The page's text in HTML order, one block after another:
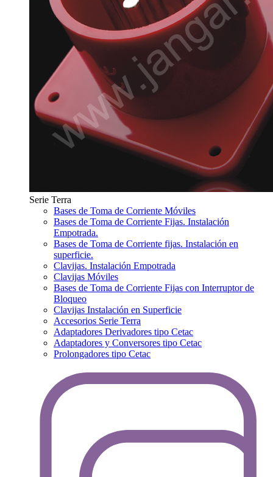
Serie Terra
Bases de Toma de Corriente Móviles
Bases de Toma de Corriente Fijas. Instalación
Empotrada.
Bases de Toma de Corriente fijas. Instalación en
superficie.
Clavijas. Instalación Empotrada
Clavijas Móviles
Bases de Toma de Corriente Fijas con Interruptor de
Bloqueo
Clavijas Instalación en Superficie
Accesorios Serie Terra
Adaptadores Derivadores tipo Cetac
Adaptadores y Conversores tipo Cetac
Prolongadores tipo Cetac